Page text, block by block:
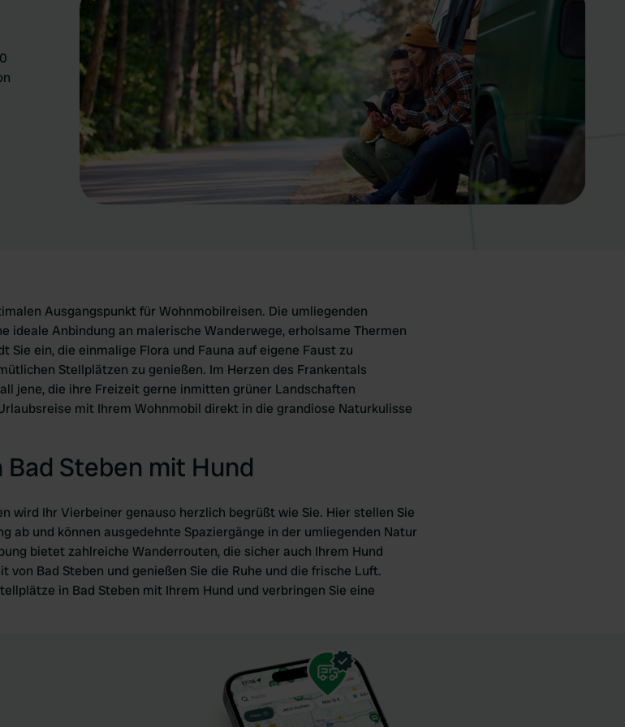
Ausgangspunkt für Wohnmobilreisen. Die umliegenden
ideale Anbindung an malerische Wanderwege, erholsame Thermen
Sie ein, die einmalige Flora und Fauna auf eigene Faust zu
Stellplätzen zu genießen. Im Herzen des Frankentals
jene, die ihre Freizeit gerne inmitten grüner Landschaften
mit Ihrem Wohnmobil direkt in die grandiose Naturkulisse
Steben mit Hund
wird Ihr Vierbeiner genauso herzlich begrüßt wie Sie. Hier stellen Sie
ab und können ausgedehnte Spaziergänge in der umliegenden Natur
bietet zahlreiche Wanderrouten, die sicher auch Ihrem Hund
von Bad Steben und genießen Sie die Ruhe und die frische Luft.
in Bad Steben mit Ihrem Hund und verbringen Sie eine